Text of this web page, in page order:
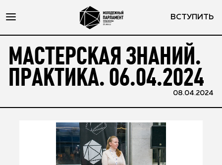
ВСТУПИТЬ
МАСТЕРСКАЯ ЗНАНИЙ.
ПРАКТИКА. 06.04.2024
08.04.2024